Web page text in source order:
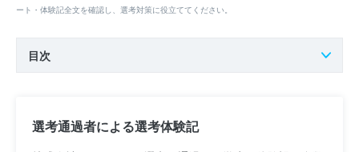
ート・体験記全文を確認し、選考対策に役立ててください。
目次
選考通過者による選考体験記